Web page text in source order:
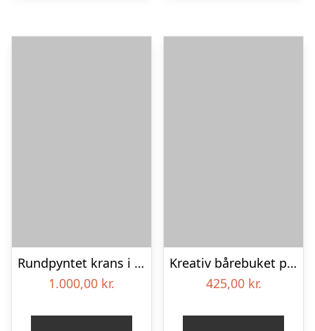
Rundpyntet krans i lyse farver – Blomster til begravelse
1.000,00 kr.
Kreativ bårebuket på stort blad – Blomster til begravelse
425,00 kr.